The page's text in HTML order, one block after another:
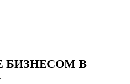
БИЗНЕСОМ В